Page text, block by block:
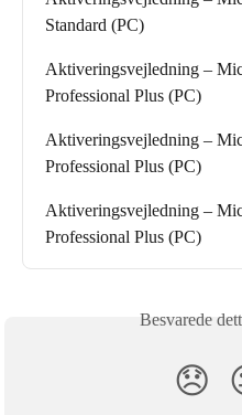
Standard (PC)
Aktiveringsvejledning –
Professional Plus (PC)
Aktiveringsvejledning –
Professional Plus (PC)
Aktiveringsvejledning –
Professional Plus (PC)
Besvarede
😞